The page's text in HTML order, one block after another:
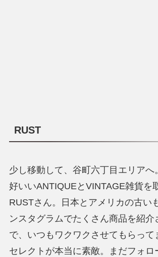
RUST
少し移動して、谷町六丁目エリアへ
好いいANTIQUEとVINTAGE雑貨を
RUSTさん。日本とアメリカの古い
ンスタグラムでたくさん商品を紹介
で、いつもワクワクさせてもらって
セレクトが本当に素敵。まだフォロ